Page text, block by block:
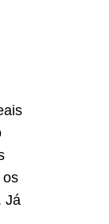
os
Já